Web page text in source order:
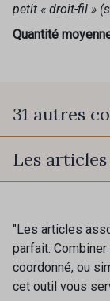
petit « droit-fil »
Quantité
31 autres
90 - Noir
20 - Ivoire
Les
"Les articles
parfait.
coordonné, ou
cet outil vous